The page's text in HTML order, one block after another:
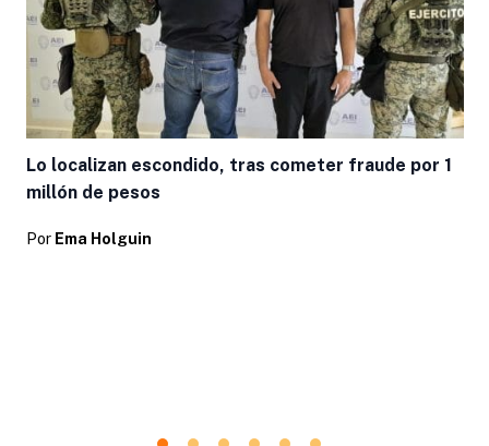
Lo localizan escondido, tras cometer fraude por 1
millón de pesos
Por Ema Holguin